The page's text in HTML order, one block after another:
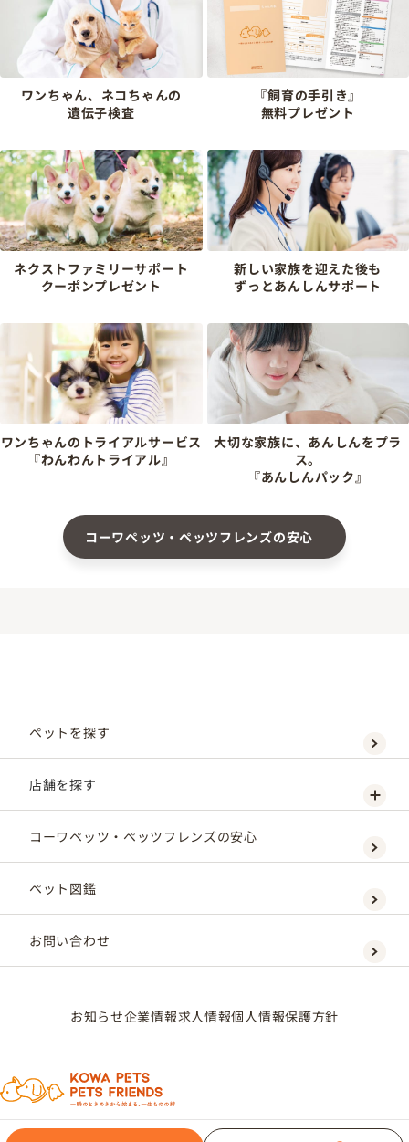
ワンちゃん、ネコちゃんの
遺伝子検査
『飼育の手引き』
無料プレゼント
ネクストファミリーサポート
クーポンプレゼント
新しい家族を迎えた後も
ずっとあんしんサポート
ワンちゃんのトライアルサービス
『わんわんトライアル』
大切な家族に、あんしんをプラ
ス。
『あんしんパック』
コーワペッツ・ペッツフレンズの安心
ペットを探す
店舗を探す
コーワペッツ・ペッツフレンズの安心
ペット図鑑
お問い合わせ
お知らせ企業情報求人情報個人情報保護方針